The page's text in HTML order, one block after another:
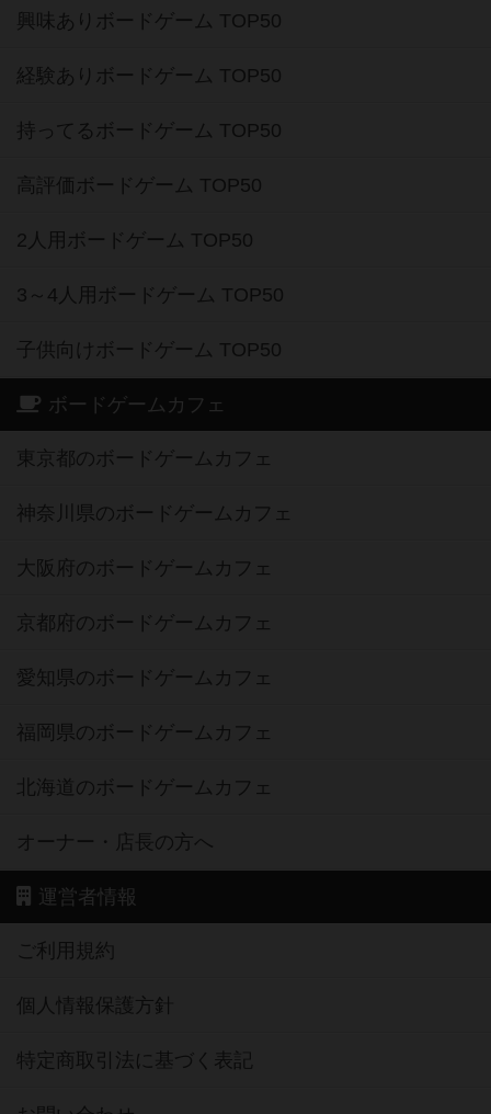
興味ありボードゲーム TOP50
経験ありボードゲーム TOP50
持ってるボードゲーム TOP50
高評価ボードゲーム TOP50
2人用ボードゲーム TOP50
3～4人用ボードゲーム TOP50
子供向けボードゲーム TOP50
ボードゲームカフェ
東京都のボードゲームカフェ
神奈川県のボードゲームカフェ
大阪府のボードゲームカフェ
京都府のボードゲームカフェ
愛知県のボードゲームカフェ
福岡県のボードゲームカフェ
北海道のボードゲームカフェ
オーナー・店長の方へ
運営者情報
ご利用規約
個人情報保護方針
特定商取引法に基づく表記